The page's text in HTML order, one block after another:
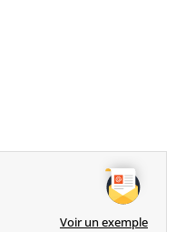
Voir un exemple